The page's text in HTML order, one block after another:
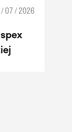
07 / 2026